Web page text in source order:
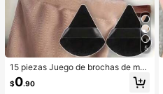
5
15 piezas Juego de brochas de ma
quillaje, incluye 2 esponjas de maq
uillaje triangulares negras, suaves y
$0.90